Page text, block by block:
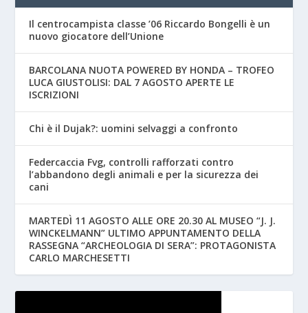
Il centrocampista classe ’06 Riccardo Bongelli è un
nuovo giocatore dell’Unione
BARCOLANA NUOTA POWERED BY HONDA – TROFEO
LUCA GIUSTOLISI: DAL 7 AGOSTO APERTE LE
ISCRIZIONI
Chi è il Dujak?: uomini selvaggi a confronto
Federcaccia Fvg, controlli rafforzati contro
l’abbandono degli animali e per la sicurezza dei
cani
MARTEDÌ 11 AGOSTO ALLE ORE 20.30 AL MUSEO “J. J.
WINCKELMANN” ULTIMO APPUNTAMENTO DELLA
RASSEGNA “ARCHEOLOGIA DI SERA”: PROTAGONISTA
CARLO MARCHESETTI